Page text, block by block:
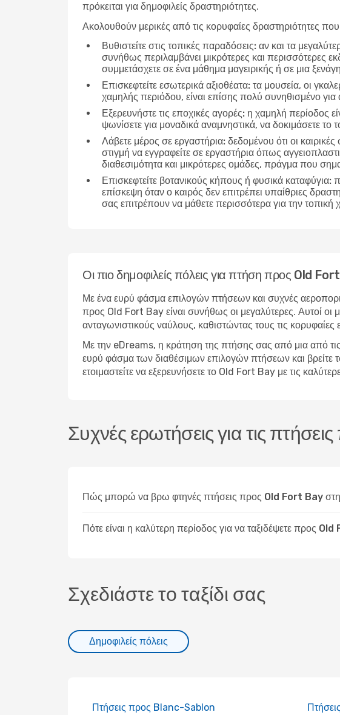
πρόκειται για δημοφιλείς δραστηριότητες.
Ακολουθούν μερικές από τις κορυφαίες δραστηριότητες
Βυθιστείτε στις τοπικές παραδόσεις: αν και τα
συνήθως περιλαμβάνει μικρότερες και περισσότερες
συμμετάσχετε σε ένα μάθημα μαγειρικής ή σε μια
Επισκεφτείτε εσωτερικά αξιοθέατα: τα μουσεία, οι
χαμηλής περιόδου, είναι επίσης πολύ συνηθισμένο
Εξερευνήστε τις εποχικές αγορές: η χαμηλή περίοδος
ψωνίσετε για μοναδικά αναμνηστικά, να δοκιμάσετε
Λάβετε μέρος σε εργαστήρια: δεδομένου ότι οι
στιγμή να εγγραφείτε σε εργαστήρια όπως
διαθεσιμότητα και μικρότερες ομάδες, πράγμα που
Επισκεφτείτε βοτανικούς κήπους ή φυσικά καταφύγια:
επίσκεψη όταν ο καιρός δεν επιτρέπει υπαίθριες
σας επιτρέπουν να μάθετε περισσότερα για την τοπική
Οι πιο δημοφιλείς πόλεις για πτήση προς Old
Με ένα ευρύ φάσμα επιλογών πτήσεων και συχνές
προς Old Fort Bay είναι συνήθως οι μεγαλύτερες. Αυτοί οι
ανταγωνιστικούς ναύλους, καθιστώντας τους τις
Με την eDreams, η κράτηση της πτήσης σας από μια από
ευρύ φάσμα των διαθέσιμων επιλογών πτήσεων και βρείτε
ετοιμαστείτε να εξερευνήσετε το Old Fort Bay με τις
Συχνές ερωτήσεις για τις
Πώς μπορώ να βρω φτηνές πτήσεις προς Old Fort Bay
Πότε είναι η καλύτερη περίοδος για να ταξιδέψετε προς
Σχεδιάστε το ταξίδι σας
Δημοφιλείς πόλεις
Πτήσεις προς Blanc-Sablon